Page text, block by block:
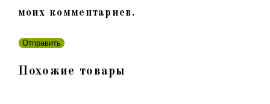
моих комментариев.
Похожие товары